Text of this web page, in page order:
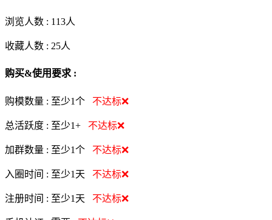
浏览人数 : 113人
收藏人数 : 25人
购买&使用要求 :
购模数量 : 至少1个 不达标❌
总活跃度 : 至少1+ 不达标❌
加群数量 : 至少1个 不达标❌
入圈时间 : 至少1天 不达标❌
注册时间 : 至少1天 不达标❌